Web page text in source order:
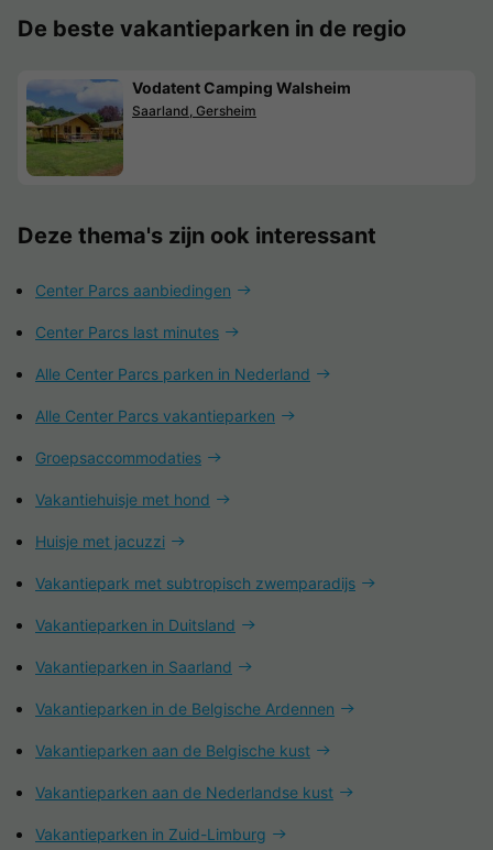
De beste vakantieparken in de regio
Vodatent Camping Walsheim
Saarland, Gersheim
Deze thema's zijn ook interessant
Center Parcs aanbiedingen
Center Parcs last minutes
Alle Center Parcs parken in Nederland
Alle Center Parcs vakantieparken
Groepsaccommodaties
Vakantiehuisje met hond
Huisje met jacuzzi
Vakantiepark met subtropisch zwemparadijs
Vakantieparken in Duitsland
Vakantieparken in Saarland
Vakantieparken in de Belgische Ardennen
Vakantieparken aan de Belgische kust
Vakantieparken aan de Nederlandse kust
Vakantieparken in Zuid-Limburg